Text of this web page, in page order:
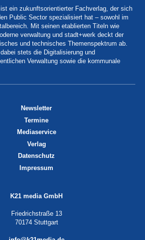
ein zukunftsorientierter Fachverlag, der sich
Public Sector spezialisiert hat – sowohl im
Mit seinen etablierten Titeln wie
verwaltung und stadt+werk deckt der
und technisches Themenspektrum ab.
stets die Digitalisierung und
Verwaltung sowie die kommunale
Newsletter
Termine
Mediaservice
Verlag
Datenschutz
Impressum
K21 media GmbH
Friedrichstraße 13
70174 Stuttgart